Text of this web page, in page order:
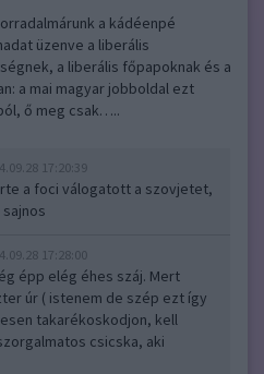
a kádéenpé
üzenve a liberális
a liberális főpapoknak és a
a mai magyar jobboldal ezt
ő meg csak…..
17:20:39
a foci válogatott a szovjetet,
17:28:00
épp elég éhes száj. Mert
úr ( istenem de szép ezt így
takarékoskodjon, kell
csicska, aki